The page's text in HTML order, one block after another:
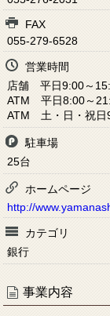
FAX
055-279-6528
営業時間
店舗 平日9:00～
ATM 平日8:00～
ATM 土・日・祝日
駐車場
25台
ホームページ
http://
カテゴリ
銀行
事業内容